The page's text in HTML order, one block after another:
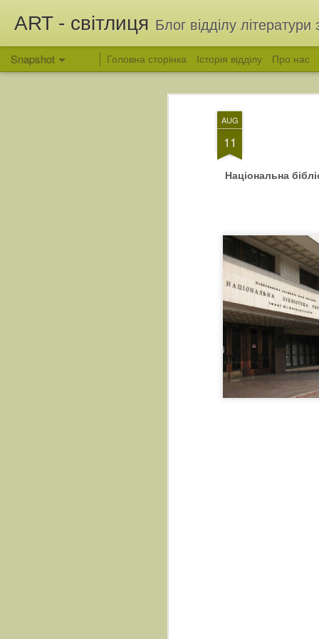
AUG
11
Національна
ART - світлиця Блог відділу
Snapshot Головна сторінка Історія відділу Про нас
Людина, яка